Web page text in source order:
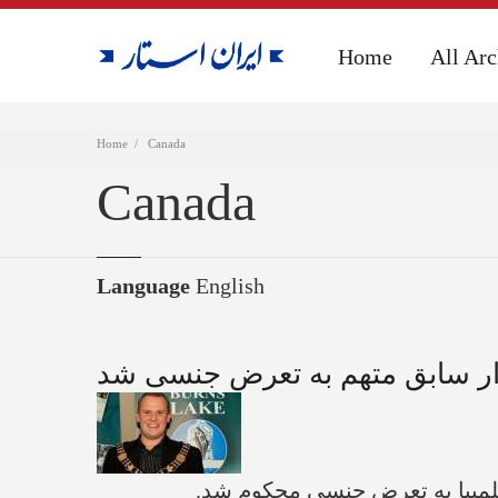
Home All
Home Canada
Home All
Canada
Language English
سابق متهم به تعرض جنسی شد
به تعرض جنسی محکوم شد.